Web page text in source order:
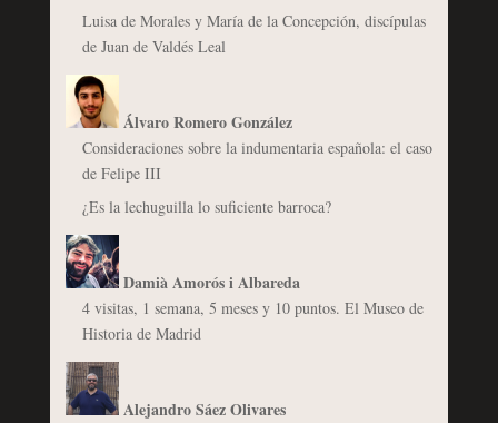
Luisa de Morales y María de la Concepción, discípulas
de Juan de Valdés Leal
Álvaro Romero González
Consideraciones sobre la indumentaria española: el caso
de Felipe III
¿Es la lechuguilla lo suficiente barroca?
Damià Amorós i Albareda
4 visitas, 1 semana, 5 meses y 10 puntos. El Museo de
Historia de Madrid
Alejandro Sáez Olivares